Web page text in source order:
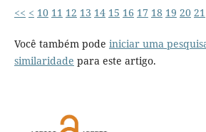
<< < 10 11 12 13 14 15 16 17 18 19 20 21
Você também pode iniciar uma
similaridade para este artigo.